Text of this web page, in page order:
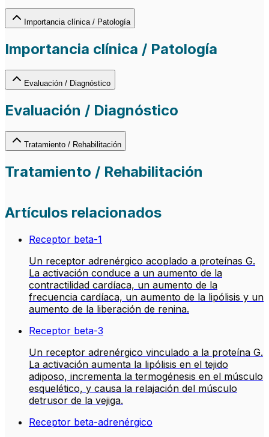
Importancia clínica / Patología
Importancia clínica / Patología
Evaluación / Diagnóstico
Evaluación / Diagnóstico
Tratamiento / Rehabilitación
Tratamiento / Rehabilitación
Artículos relacionados
Receptor beta-1
Un receptor adrenérgico acoplado a proteínas G.
La activación conduce a un aumento de la
contractilidad cardíaca, un aumento de la
frecuencia cardíaca, un aumento de la lipólisis y un
aumento de la liberación de renina.
Receptor beta-3
Un receptor adrenérgico vinculado a la proteína G.
La activación aumenta la lipólisis en el tejido
adiposo, incrementa la termogénesis en el músculo
esquelético, y causa la relajación del músculo
detrusor de la vejiga.
Receptor beta-adrenérgico